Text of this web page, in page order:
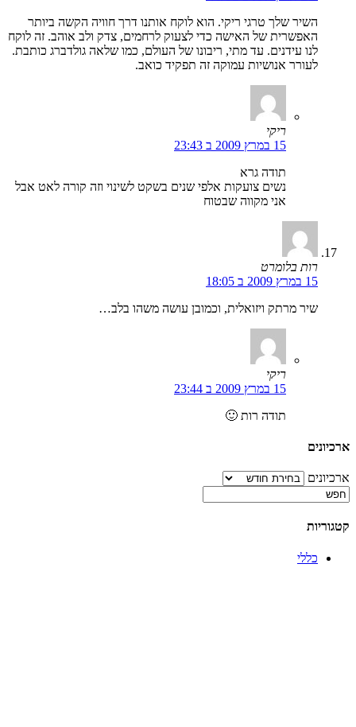
השיר שלך טרגי ריקי. הוא לוקח אותנו דרך חוויה הקשה ביותר
האפשרית של האישה כדי לצעוק לרחמים, צדק ולב אוהב. זה לוקח
לנו עידנים. עד מתי, ריבונו של העולם, כמו שלאה גולדברג כותבת.
לעורר אנושיות עמוקה זה תפקיד כואב.
ריקי
15 במרץ 2009 ב 23:43
תודה גרא
נשים צועקות אלפי שנים בשקט לשינוי וזה קורה לאט אבל
אני מקווה שבטוח
רות בלומרט
15 במרץ 2009 ב 18:05
שיר מרתק ויזואלית, וכמובן עושה משהו בלב…
ריקי
15 במרץ 2009 ב 23:44
תודה רות 🙂
ארכיונים
ארכיונים
קטגוריות
כללי